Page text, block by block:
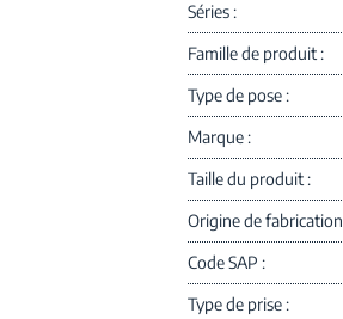
Séries
Famille de produit
Type de pose
Marque
Taille du produit
Origine de fabrication
Code SAP
Type de prise